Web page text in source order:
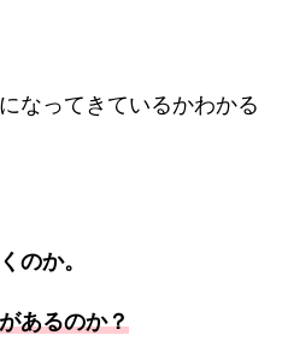
なってきているかわかる
のか。
あるのか？